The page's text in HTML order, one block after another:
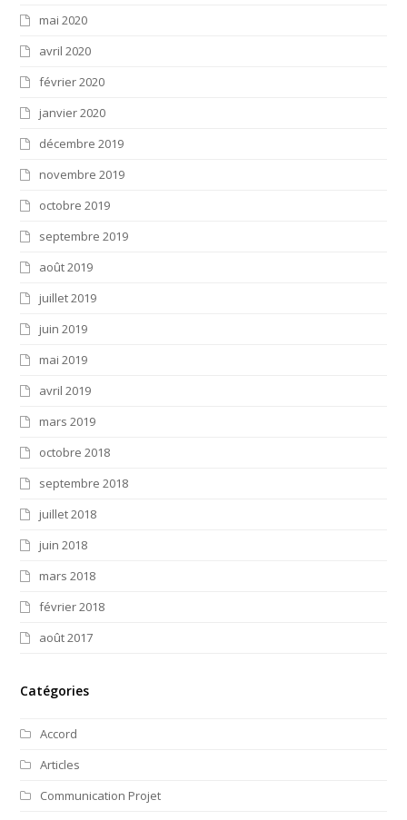
mai 2020
avril 2020
février 2020
janvier 2020
décembre 2019
novembre 2019
octobre 2019
septembre 2019
août 2019
juillet 2019
juin 2019
mai 2019
avril 2019
mars 2019
octobre 2018
septembre 2018
juillet 2018
juin 2018
mars 2018
février 2018
août 2017
Catégories
Accord
Articles
Communication Projet